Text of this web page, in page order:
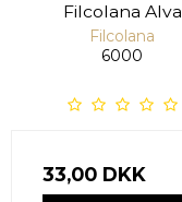
Filcolana Alva
Filcolana
6000
33,00 DKK